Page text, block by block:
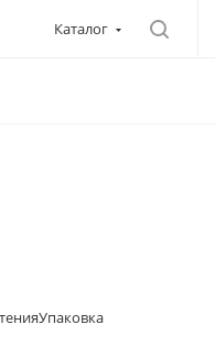
Каталог
Упаковка